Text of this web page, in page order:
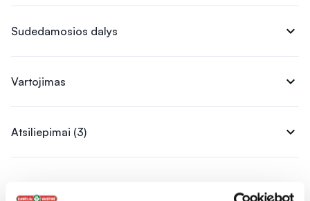
Sudedamosios dalys expand_more
Vartojimas expand_more
Atsiliepimai (3) expand_more